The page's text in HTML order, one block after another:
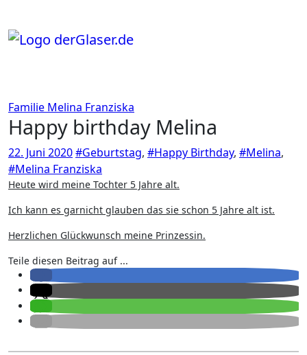
springen
Familie Melina Franziska
Happy birthday Melina
22. Juni 2020#Geburtstag, #Happy Birthday, #Melina,
#Melina Franziska
Heute wird meine Tochter 5 Jahre alt.
Ich kann es garnicht glauben das sie schon 5 Jahre alt ist.
Herzlichen Glückwunsch meine Prinzessin.
Teile diesen Beitrag auf ...